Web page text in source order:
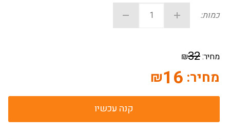
כמות:
מחיר:32
₪
מחיר: 16
₪
קנה עכשיו